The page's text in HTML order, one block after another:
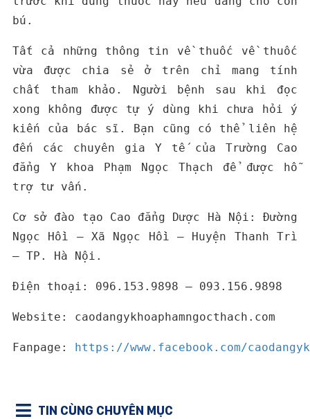
bú.
Tất cả những thông tin về thuốc về thuốc
vừa được chia sẻ ở trên chỉ mang tính
chất tham khảo. Người bệnh sau khi đọc
xong không được tự ý dùng khi chưa hỏi ý
kiến của bác sĩ. Bạn cũng có thể liên hệ
đến các chuyên gia Y tế của Trường Cao
đẳng Y khoa Phạm Ngọc Thạch để được hỗ
trợ tư vấn.
Cơ sở đào tạo Cao đẳng Dược Hà Nội: Đường
Ngọc Hồi – Xã Ngọc Hồi – Huyện Thanh Trì
– TP. Hà Nội.
Điện thoại: 096.153.9898 – 093.156.9898
Website: caodangykhoaphamngocthach.com
Fanpage: https://www.facebook.com/
TIN CÙNG CHUYÊN MỤC